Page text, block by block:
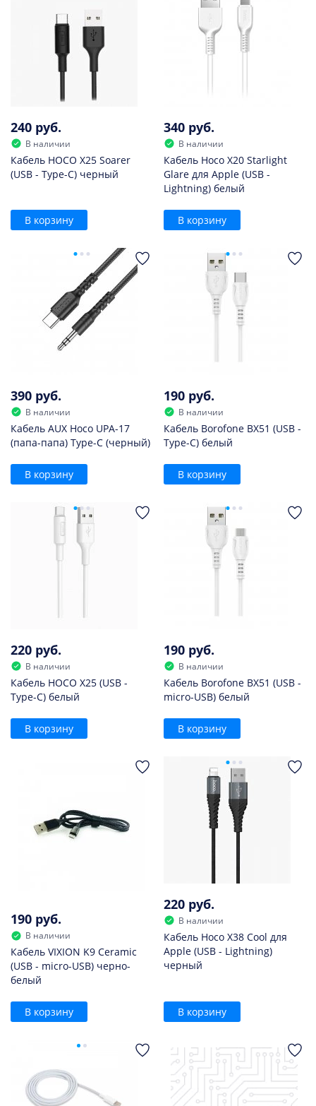
240 руб.
В наличии
Кабель HOCO X25 Soarer
(USB - Type-C) черный
В корзину
340 руб.
В наличии
Кабель Hoco X20 Starlight
Glare для Apple (USB -
Lightning) белый
В корзину
390 руб.
В наличии
Кабель AUX Hoco UPA-17
(папа-папа) Type-C (черный)
В корзину
190 руб.
В наличии
Кабель Borofone BX51 (USB -
Type-C) белый
В корзину
220 руб.
В наличии
Кабель HOCO X25 (USB -
Type-C) белый
В корзину
190 руб.
В наличии
Кабель Borofone BX51 (USB -
micro-USB) белый
В корзину
190 руб.
В наличии
Кабель VIXION K9 Ceramic
(USB - micro-USB) черно-
белый
В корзину
220 руб.
В наличии
Кабель Hoco X38 Cool для
Apple (USB - Lightning)
черный
В корзину